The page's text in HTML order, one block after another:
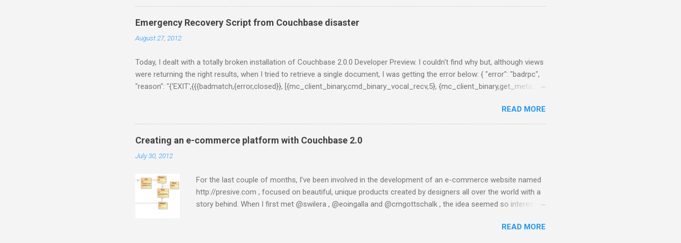
thing first, you have to install ElasticSearch. If you are using a Mac and Homebrew, just brew the
following formula: $ brew install elasticsearch And then, run ElasticSearch as you prefer. Example:
$/usr/local/bin/elasticsearch -f -D es.config=/usr/local/opt/elasticsearch/config/elasticsearch.yml After
Emergency Recovery Script from Couchbase disaster
August 27, 2012
Today, I dealt with a totally broken installation of Couchbase 2.0.0 Developer Preview. I couldn't find why but, although views
were returning the right results, when I tried to retrieve a single document, I was getting the error below: { "error": "badrpc",
"reason": "{'EXIT',{{{badmatch,{error,closed}}, [{mc_client_binary,cmd_binary_vocal_recv,5}, {mc_client_binary,get_meta,3},
[{'ns_memcached-$data-default','ns...@127.0.0.1'}, {get_meta,<>,37}, 30000]}}}" } This is taken from Network Monitor panel
on Chrome. On Coucbase admin console (:8091) the only message I got was "Unknown error". I tried to upgrade the
couchbase version by downloading one of the latests builds, which is said to be more stable and have less problems that
Developer Preview. But, this is what happened when I tried to instal...
READ MORE
Creating an e-commerce platform with Couchbase 2.0
July 30, 2012
For the last couple of months, I’ve been involved in the development of an e-commerce website named
http://presive.com , focused on beautiful, unique products created by designers all over the world with a
story behind. When I first met @swilera , @eoingalla and @cmgottschalk , the idea seemed so interesting
presive.com. We created it using Python, Django, Satchmo and running on the top of a PostgreSQLREAD MORE